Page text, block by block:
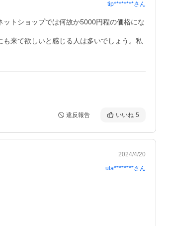
tip********さん
トショップでは何故か5000円程の価格にな
来て欲しいと感じる人は多いでしょう。私
違反報告 いいね 5
2024/4/20
ula********さん